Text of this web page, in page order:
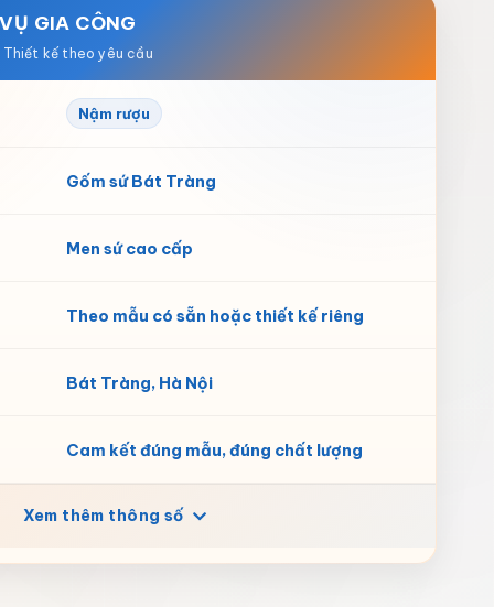
GIA CÔNG
Nậm rượu
Gốm sứ Bát Tràng
Men sứ cao cấp
Theo mẫu có sẵn hoặc thiết kế riêng
Bát Tràng, Hà Nội
Cam kết đúng mẫu, đúng chất lượng
Xem thêm thông số